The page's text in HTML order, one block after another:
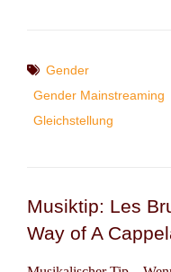
Tags
Gender
Gender Mainstreaming
Gleichstellung
Musiktip: Les
Way of A